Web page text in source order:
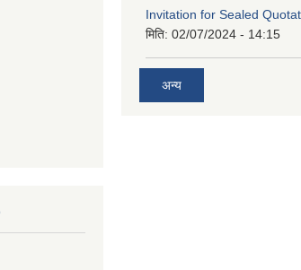
Invitation for Sealed
मिति: 02/07/2024 - 14:15
अन्य